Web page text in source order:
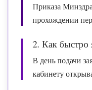
Приказа
прохождении
2. Как быстро
В день подачи
кабинету